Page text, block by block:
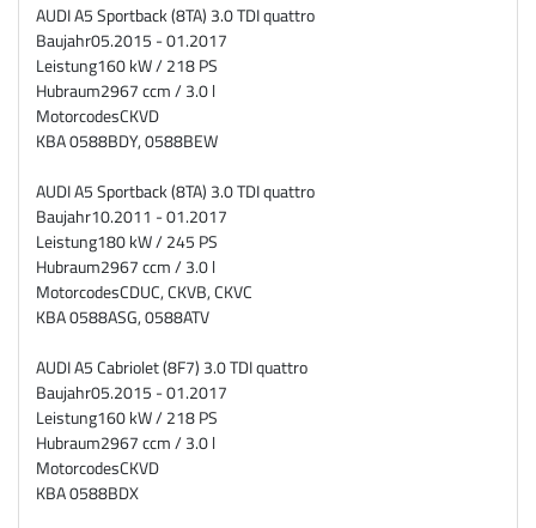
AUDI A5 Sportback (8TA) 3.0 TDI quattro
Baujahr05.2015 - 01.2017
Leistung160 kW / 218 PS
Hubraum2967 ccm / 3.0 l
MotorcodesCKVD
KBA0588BDY, 0588BEW
AUDI A5 Sportback (8TA) 3.0 TDI quattro
Baujahr10.2011 - 01.2017
Leistung180 kW / 245 PS
Hubraum2967 ccm / 3.0 l
MotorcodesCDUC, CKVB, CKVC
KBA0588ASG, 0588ATV
AUDI A5 Cabriolet (8F7) 3.0 TDI quattro
Baujahr05.2015 - 01.2017
Leistung160 kW / 218 PS
Hubraum2967 ccm / 3.0 l
MotorcodesCKVD
KBA0588BDX